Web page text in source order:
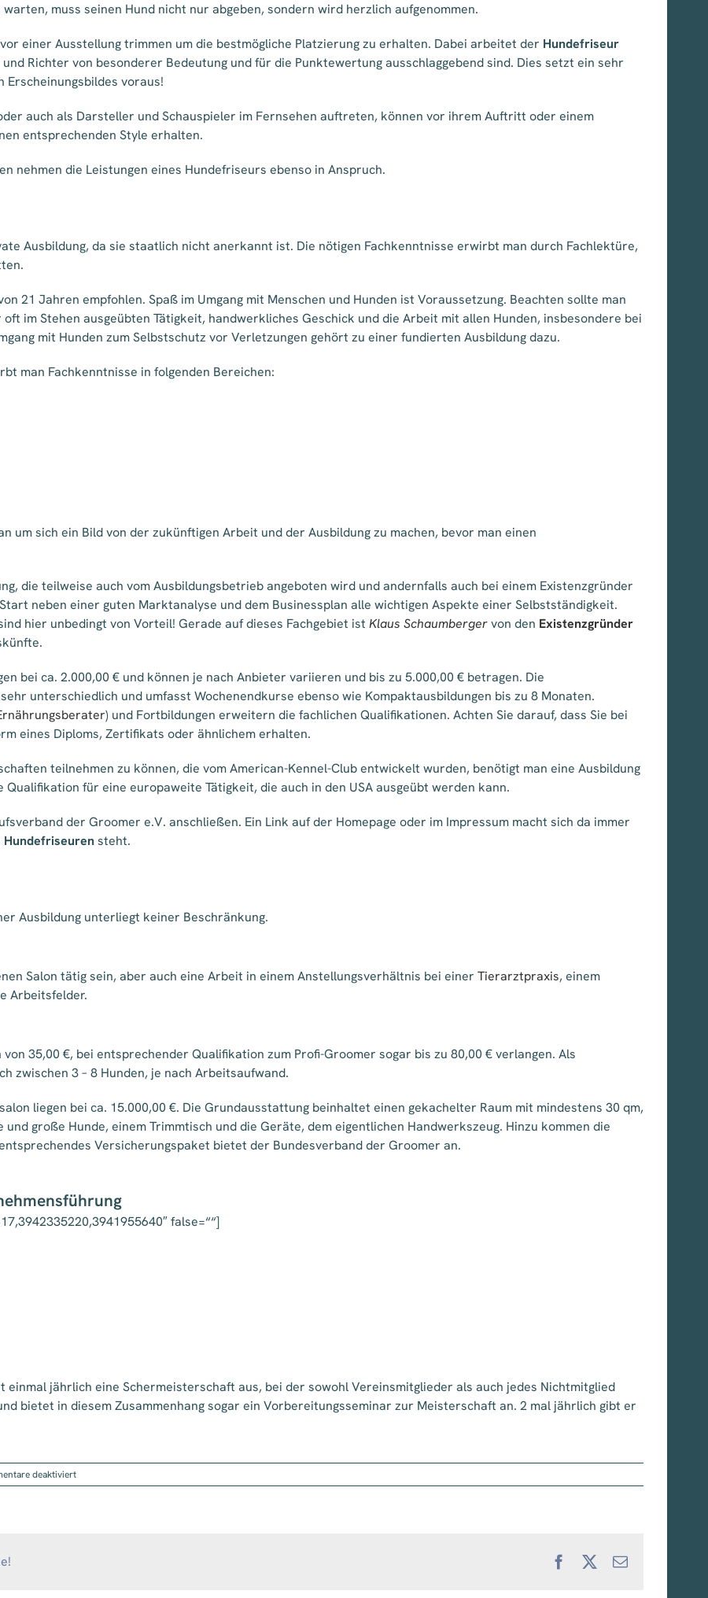
muss seinen Hund nicht nur abgeben, sondern wird herzlich aufgenommen.
einer Ausstellung trimmen um die bestmögliche Platzierung zu erhalten. Dabei arbeitet der Hundefriseur
Richter von besonderer Bedeutung und für die Punktewertung ausschlaggebend sind. Dies setzt ein sehr
Erscheinungsbildes voraus!
auch als Darsteller und Schauspieler im Fernsehen auftreten, können vor ihrem Auftritt oder einem
entsprechenden Style erhalten.
nehmen die Leistungen eines Hundefriseurs ebenso in Anspruch.
Ausbildung, da sie staatlich nicht anerkannt ist. Die nötigen Fachkenntnisse erwirbt man durch Fachlektüre,
21 Jahren empfohlen. Spaß im Umgang mit Menschen und Hunden ist Voraussetzung. Beachten sollte man
im Stehen ausgeübten Tätigkeit, handwerkliches Geschick und die Arbeit mit allen Hunden, insbesondere bei
mit Hunden zum Selbstschutz vor Verletzungen gehört zu einer fundierten Ausbildung dazu.
man Fachkenntnisse in folgenden Bereichen:
um sich ein Bild von der zukünftigen Arbeit und der Ausbildung zu machen, bevor man einen
die teilweise auch vom Ausbildungsbetrieb angeboten wird und andernfalls auch bei einem Existenzgründer
neben einer guten Marktanalyse und dem Businessplan alle wichtigen Aspekte einer Selbstständigkeit.
hier unbedingt von Vorteil! Gerade auf dieses Fachgebiet ist Klaus Schaumbergervon den Existenzgründer
bei ca. 2.000,00 € und können je nach Anbieter variieren und bis zu 5.000,00 € betragen. Die
unterschiedlich und umfasst Wochenendkurse ebenso wie Kompaktausbildungen bis zu 8 Monaten.
) und Fortbildungen erweitern die fachlichen Qualifikationen. Achten Sie darauf, dass Sie bei
eines Diploms, Zertifikats oder ähnlichem erhalten.
teilnehmen zu können, die vom American-Kennel-Club entwickelt wurden, benötigt man eine Ausbildung
Qualifikation für eine europaweite Tätigkeit, die auch in den USA ausgeübt werden kann.
der Groomer e.V. anschließen. Ein Link auf der Homepage oder im Impressum macht sich da immer
Hundefriseurensteht.
Ausbildung unterliegt keiner Beschränkung.
Salon tätig sein, aber auch eine Arbeit in einem Anstellungsverhältnis bei einer Tierarztpraxis, einem
Arbeitsfelder.
35,00 €, bei entsprechender Qualifikation zum Profi-Groomer sogar bis zu 80,00 € verlangen. Als
zwischen 3 – 8 Hunden, je nach Arbeitsaufwand.
liegen bei ca. 15.000,00 €. Die Grundausstattung beinhaltet einen gekachelter Raum mit mindestens 30 qm,
große Hunde, einem Trimmtisch und die Geräte, dem eigentlichen Handwerkszeug. Hinzu kommen die
Versicherungspaket bietet der Bundesverband der Groomer an.
false=““]
jährlich eine Schermeisterschaft aus, bei der sowohl Vereinsmitglieder als auch jedes Nichtmitglied
bietet in diesem Zusammenhang sogar ein Vorbereitungsseminar zur Meisterschaft an. 2 mal jährlich gibt er
deaktiviertfür
Hundefriseur
FacebookE-